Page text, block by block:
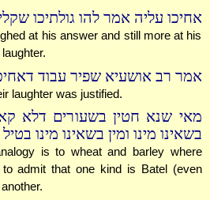
אחיכו עליה אמר להו גולתיכו
at his answer and still more at his
אמר רב אושעיא שפיר עבוד
laughter was justified.
מאי שנא חטין בשעורים דלא
בשאינו מינו ומין בשאינו מינו בטיל
is to wheat and barley where
admit that one kind is Batel (even